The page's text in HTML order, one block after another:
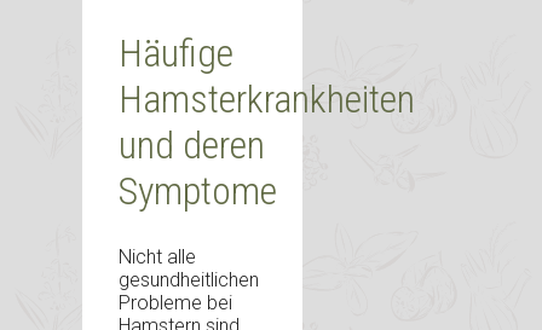
Häufige
Hamsterkrankheiten
und deren
Symptome
Nicht alle
gesundheitlichen
Probleme bei